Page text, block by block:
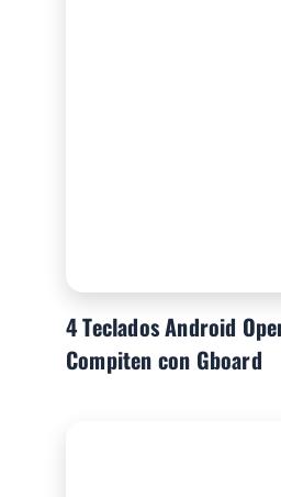
4 Teclados Android
Compiten con Gboard